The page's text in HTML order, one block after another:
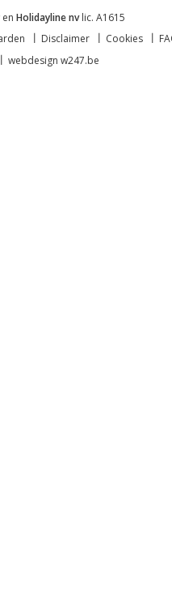
en Holidayline nvlic. A1615
Disclaimer Cookies
webdesign w247.be